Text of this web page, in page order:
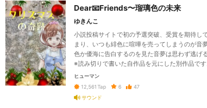
Dear📧Friends〜瑠璃色の未来
ゆきんこ
小説投稿サイトで初の予選突破、受賞を期待し
まり、いつも緋色に喧嘩を売ってしまうのが
色か優海に告白するのを見た音夢は思わず逃げ
※読み切りで書いた自作品を元にした別作品で
ヒューマン
12,561Tap 6
47
サウンド